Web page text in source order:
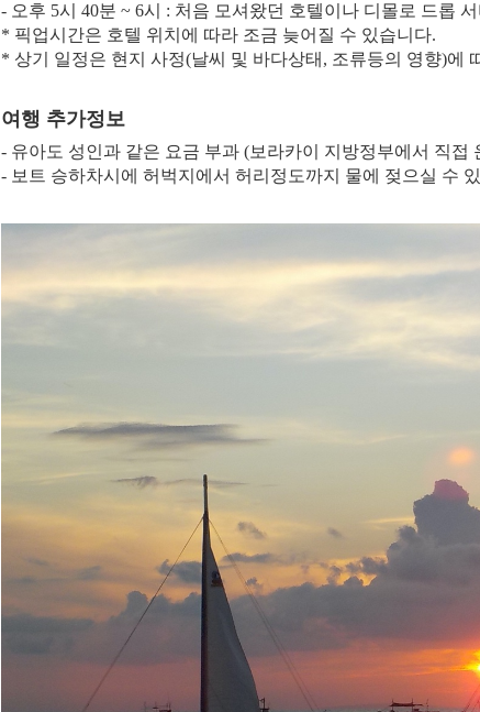
- 오후 5시 40분 ~ 6시 : 처음 모셔왔던 호텔이나 디몰로 드롭
* 픽업시간은 호텔 위치에 따라 조금 늦어질 수 있습니다.
* 상기 일정은 현지 사정(날씨 및 바다상태, 조류등의 영향)에
여행 추가정보
- 유아도 성인과 같은 요금 부과 (보라카이 지방정부에서 직접
- 보트 승하차시에 허벅지에서 허리정도까지 물에 젖으실 수